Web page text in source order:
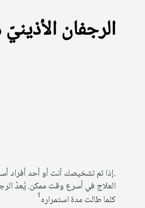
الرجفان
.إذا تم تشخيصك أنت أو أحد أفراد
العلاج في أسرع وقت ممكن. يُعدّ
كلما طالت مدة استمراره1